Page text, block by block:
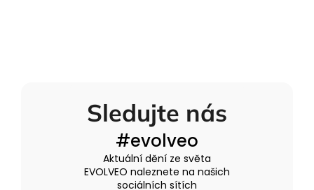
Sledujte nás
#evolveo
Aktuální dění ze světa
EVOLVEO naleznete na našich
sociálních sítích